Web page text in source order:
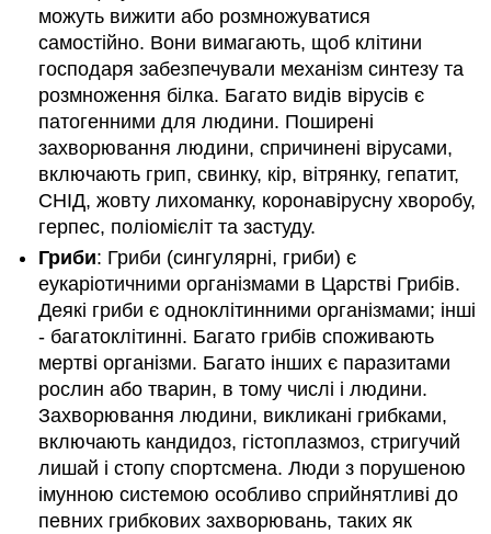
можуть вижити або розмножуватися
самостійно. Вони вимагають, щоб клітини
господаря забезпечували механізм синтезу та
розмноження білка. Багато видів вірусів є
патогенними для людини. Поширені
захворювання людини, спричинені вірусами,
включають грип, свинку, кір, вітрянку, гепатит,
СНІД, жовту лихоманку, коронавірусну хворобу,
герпес, поліомієліт та застуду.
Гриби: Гриби (сингулярні, гриби) є
еукаріотичними організмами в Царстві Грибів.
Деякі гриби є одноклітинними організмами; інші
- багатоклітинні. Багато грибів споживають
мертві організми. Багато інших є паразитами
рослин або тварин, в тому числі і людини.
Захворювання людини, викликані грибками,
включають кандидоз, гістоплазмоз, стригучий
лишай і стопу спортсмена. Люди з порушеною
імунною системою особливо сприйнятливі до
певних грибкових захворювань, таких як